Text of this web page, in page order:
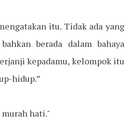
itu. Tidak ada yang
berada dalam bahaya
kepadamu, kelompok itu
hidup.”
murah hati."